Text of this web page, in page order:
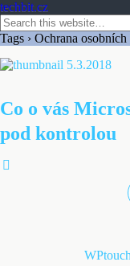
techbit.cz
Tags › Ochrana osobních
5.3.2018
Co o vás
pod kontrolou